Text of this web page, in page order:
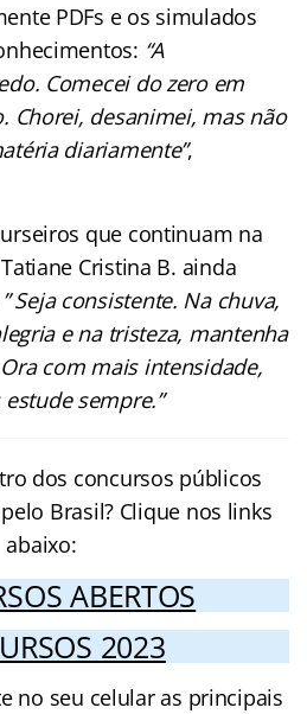
PDFs e os simulados
“A
Comecei do zero em
Chorei, desanimei, mas não
diariamente”,
que continuam na
Cristina B. ainda
” Seja consistente. Na chuva,
e na tristeza, mantenha
com mais intensidade,
sempre.”
dos concursos públicos
Brasil? Clique nos links
abaixo:
ABERTOS
2023
no seu celular as principais